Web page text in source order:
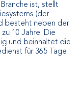
ist, stellt
(der
besteht neben der
10 Jahre. Die
und beinhaltet die
für 365 Tage